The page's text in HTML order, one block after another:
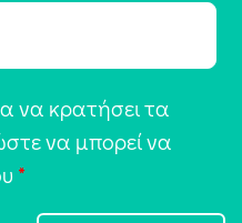
να κρατήσει τα
να μπορεί να
*